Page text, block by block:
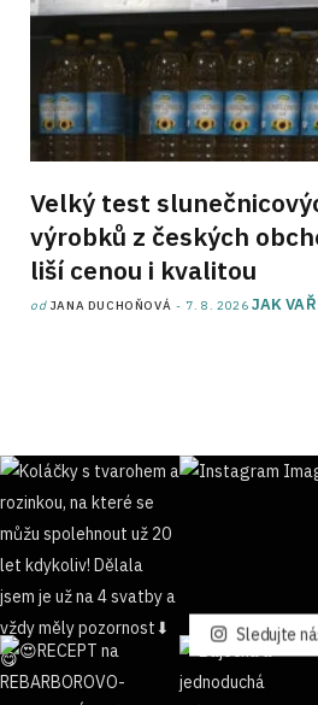
Velký test
výrobků z českých
liší cenou i kvalitou
od JANA DUCHOŇOVÁ 7. 8. 2026 JAK
Sledujte